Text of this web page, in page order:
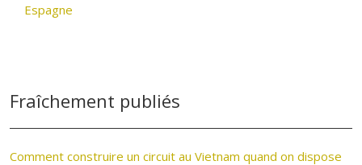
Espagne
Fraîchement publiés
Comment construire un circuit au Vietnam quand on dispose